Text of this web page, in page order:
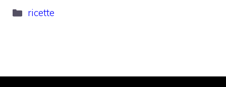
Categorie
ricette